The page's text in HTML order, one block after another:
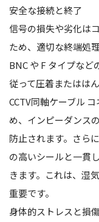
安全な接続と終了
信号の損失や劣化は
ため、適切な終端処
BNC や F タイプな
従って圧着またはは
CCTV同軸ケーブル
め、インピーダンス
防止されます。さら
の高いシールと一貫
きます。これは、湿
重要です。
身体的ストレスと損